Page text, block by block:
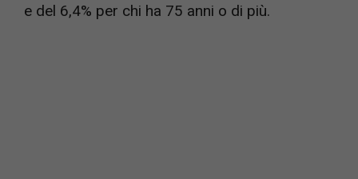
e del 6,4% per chi ha 75 anni o di più.